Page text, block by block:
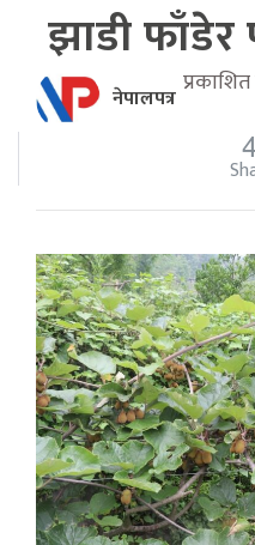
झाडी
नेपालपत्र